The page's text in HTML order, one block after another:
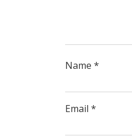
Name *
Email *